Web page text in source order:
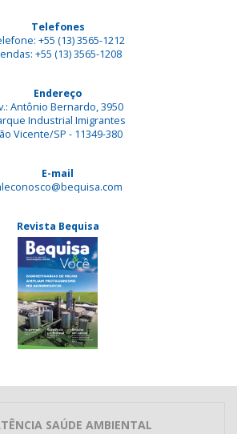
Telefones
+55 (13) 3565-1212
+55 (13) 3565-1208
Endereço
Antônio Bernardo, 3950
Industrial Imigrantes
Vicente/SP - 11349-380
E-mail
Revista Bequisa
SAÚDE AMBIENTAL